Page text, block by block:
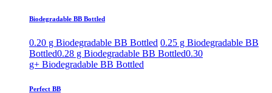
Biodegradable BB Bottled
0.20 g Biodegradable BB Bottled 0.25 g Biodegradable BB
Bottled0.28 g Biodegradable BB Bottled0.30
g+ Biodegradable BB Bottled
Perfect BB